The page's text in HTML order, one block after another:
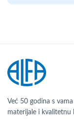
Već 50 godina s
materijale i kvalitetnu